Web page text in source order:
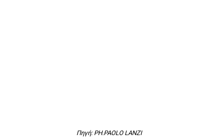
Πηγή: PH.PAOLO LANZI